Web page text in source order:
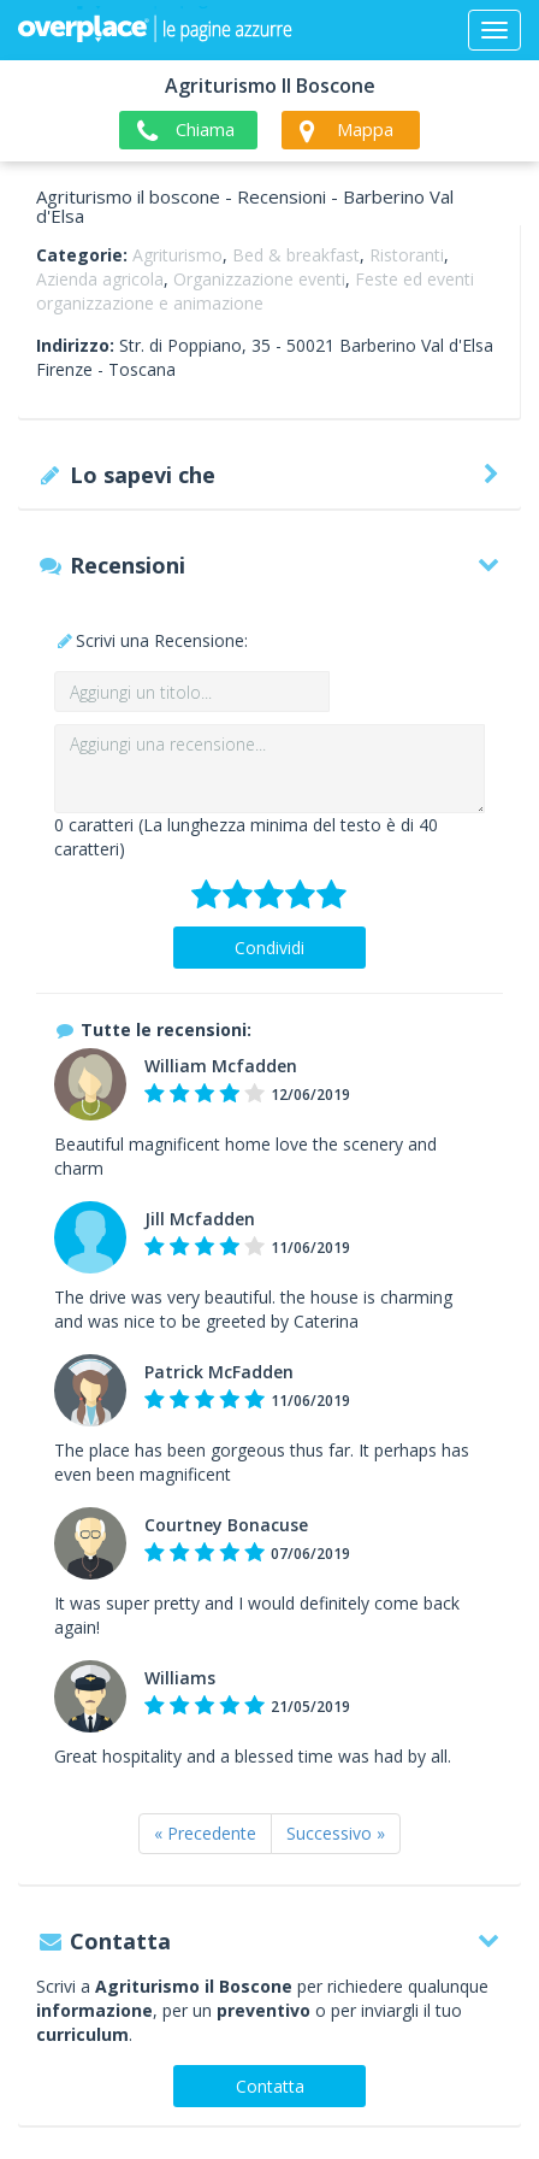
Agriturismo Il Boscone
Chiama Mappa
Agriturismo il boscone - Recensioni - Barberino Val
d'Elsa
Categorie: Agriturismo, Bed & breakfast, Ristoranti,
Azienda agricola, Organizzazione eventi, Feste ed eventi
organizzazione e animazione
Indirizzo: Str. di Poppiano, 35 - 50021 Barberino Val d'Elsa
Firenze - Toscana
Lo sapevi che
Recensioni
Scrivi una Recensione:
0 caratteri (La lunghezza minima del testo è di 40
caratteri)
Condividi
Tutte le recensioni:
William Mcfadden
12/06/2019
Beautiful magnificent home love the scenery and
charm
Jill Mcfadden
11/06/2019
The drive was very beautiful. the house is charming
and was nice to be greeted by Caterina
Patrick McFadden
11/06/2019
The place has been gorgeous thus far. It perhaps has
even been magnificent
Courtney Bonacuse
07/06/2019
It was super pretty and I would definitely come back
again!
Williams
21/05/2019
Great hospitality and a blessed time was had by all.
« Precedente Successivo »
Contatta
Scrivi a Agriturismo il Boscone per richiedere qualunque
informazione, per un preventivo o per inviargli il tuo
curriculum.
Contatta